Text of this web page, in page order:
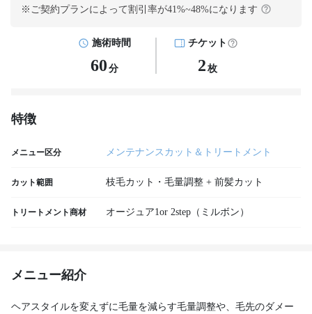
※ご契約プランによって割引率が41%~48%になります
施術時間
60 分
チケット
2 枚
特徴
メニュー区分 メンテナンスカット＆トリートメント
カット範囲 枝毛カット・毛量調整 + 前髪カット
トリートメント商材 オージュア1or 2step（ミルボン）
メニュー紹介
ヘアスタイルを変えずに毛量を減らす毛量調整や、毛先のダメー